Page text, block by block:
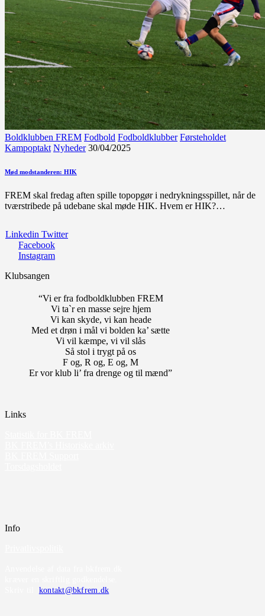
Boldklubben FREM Fodbold Fodboldklubber Førsteholdet
Kampoptakt Nyheder 30/04/2025
Mød modstanderen: HIK
FREM skal fredag aften spille topopgør i nedrykningsspillet, når de
tværstribede på udebane skal møde HIK. Hvem er HIK?…
Linkedin Twitter
Facebook
Instagram
Klubsangen
“Vi er fra fodboldklubben FREM
Vi ta`r en masse sejre hjem
Vi kan skyde, vi kan heade
Med et drøn i mål vi bolden ka’ sætte
Vi vil kæmpe, vi vil slås
Så stol i trygt på os
F og, R og, E og, M
Er vor klub li’ fra drenge og til mænd”
Links
Info
kontakt@bkfrem.dk